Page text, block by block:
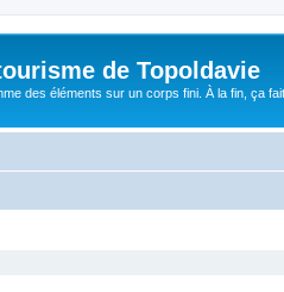
de Topoldavie
des éléments sur un corps fini. À la fin, ça